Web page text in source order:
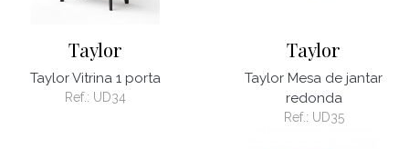
Taylor
Taylor Vitrina 1 porta
Ref.: UD34
Taylor
Taylor Mesa de jantar
redonda
Ref.: UD35